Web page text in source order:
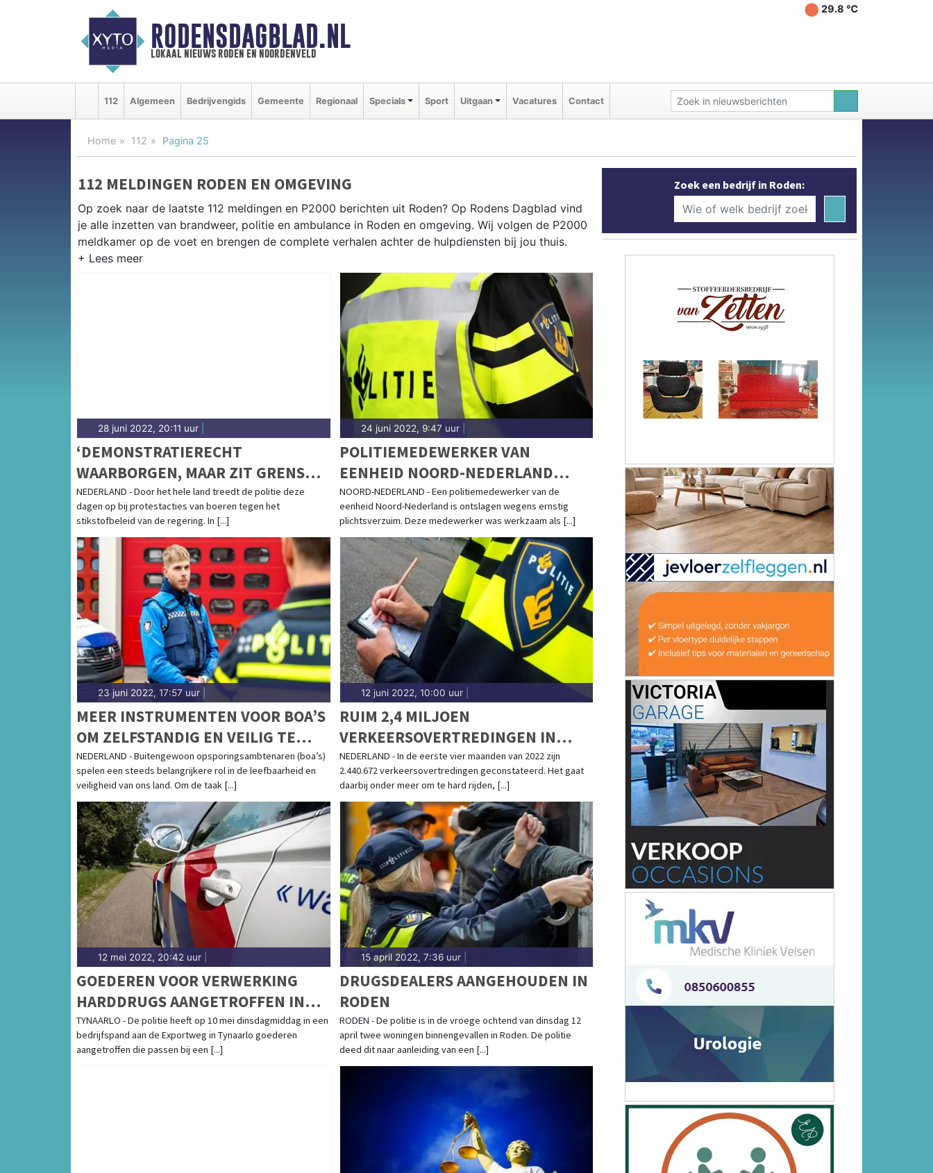
RODENSDAGBLAD.NL
lokaal nieuws roden en noordenveld
29.8 ℃
112 Algemeen Bedrijvengids Gemeente Regionaal Specials Sport Uitgaan Vacatures Contact
Home 112 Pagina 25
112 MELDINGEN RODEN EN OMGEVING
Op zoek naar de laatste 112 meldingen en P2000 berichten uit Roden? Op Rodens Dagblad vind
je alle inzetten van brandweer, politie en ambulance in Roden en omgeving. Wij volgen de P2000
meldkamer op de voet en brengen de complete verhalen achter de hulpdiensten bij jou thuis.
Van incidenten op de N372 en de Leeksterweg tot meldingen in Roden centrum, Peize, Norg en
andere dorpen in de gemeente Noordenveld — wij brengen het nieuws.
28 juni 2022, 20:11 uur
‘DEMONSTRATIERECHT
WAARBORGEN, MAAR ZIT GRENS
AAN’
NEDERLAND - Door het hele land treedt de politie deze
dagen op bij protestacties van boeren tegen het
stikstofbeleid van de regering. In [...]
24 juni 2022, 9:47 uur|
POLITIEMEDEWERKER VAN
EENHEID NOORD-NEDERLAND
ONTSLAGEN
NOORD-NEDERLAND - Een politiemedewerker van de
eenheid Noord-Nederland is ontslagen wegens ernstig
plichtsverzuim. Deze medewerker was werkzaam als [...]
23 juni 2022, 17:57 uur
MEER INSTRUMENTEN VOOR BOA’S
OM ZELFSTANDIG EN VEILIG TE
KUNNEN WERKEN
NEDERLAND - Buitengewoon opsporingsambtenaren (boa’s)
spelen een steeds belangrijkere rol in de leefbaarheid en
veiligheid van ons land. Om de taak [...]
12 juni 2022, 10:00 uur|
RUIM 2,4 MILJOEN
VERKEERSOVERTREDINGEN IN
EERSTE VIER MAANDEN 2022
NEDERLAND - In de eerste vier maanden van 2022 zijn
2.440.672 verkeersovertredingen geconstateerd. Het gaat
daarbij onder meer om te hard rijden, [...]
12 mei 2022, 20:42 uur
GOEDEREN VOOR VERWERKING
HARDDRUGS AANGETROFFEN IN
VERMOEDELIJKE
PRODUCTIELOCATIE TYNAARLO
TYNAARLO - De politie heeft op 10 mei dinsdagmiddag in een
bedrijfspand aan de Exportweg in Tynaarlo goederen
aangetroffen die passen bij een [...]
15 april 2022, 7:36 uur|
DRUGSDEALERS AANGEHOUDEN IN
RODEN
RODEN - De politie is in de vroege ochtend van dinsdag 12
april twee woningen binnengevallen in Roden. De politie
deed dit naar aanleiding van een [...]
Zoek een bedrijf in Roden: